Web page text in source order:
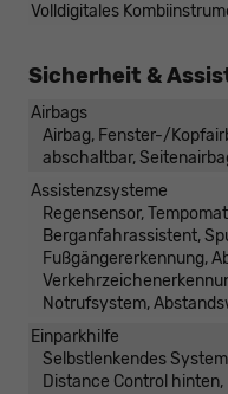
Volldigitales
Sicherheit &
Airbags
Airbag, Fenster-/
abschaltbar,
Assistenzsysteme
Regensensor,
Berganfahrassistent,
Fußgängererkennung,
Notrufsystem,
Einparkhilfe
Selbstlenkendes
Distance Control